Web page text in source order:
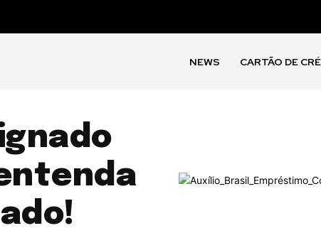
NEWS CARTÃO DE